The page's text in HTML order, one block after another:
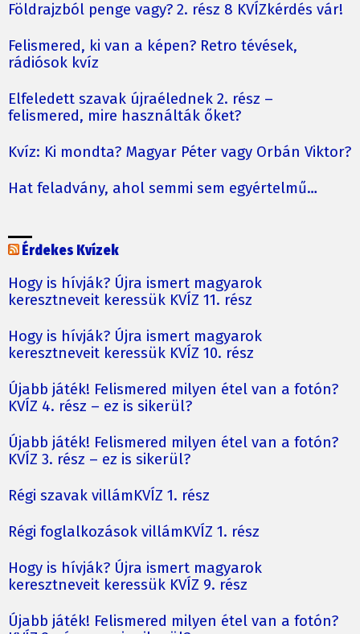
Földrajzból penge vagy? 2. rész 8 KVÍZkérdés vár!
Felismered, ki van a képen? Retro tévések,
rádiósok kvíz
Elfeledett szavak újraélednek 2. rész –
felismered, mire használták őket?
Kvíz: Ki mondta? Magyar Péter vagy Orbán Viktor?
Hat feladvány, ahol semmi sem egyértelmű…
Érdekes Kvízek
Hogy is hívják? Újra ismert magyarok
keresztneveit keressük KVÍZ 11. rész
Hogy is hívják? Újra ismert magyarok
keresztneveit keressük KVÍZ 10. rész
Újabb játék! Felismered milyen étel van a fotón?
KVÍZ 4. rész – ez is sikerül?
Újabb játék! Felismered milyen étel van a fotón?
KVÍZ 3. rész – ez is sikerül?
Régi szavak villámKVÍZ 1. rész
Régi foglalkozások villámKVÍZ 1. rész
Hogy is hívják? Újra ismert magyarok
keresztneveit keressük KVÍZ 9. rész
Újabb játék! Felismered milyen étel van a fotón?